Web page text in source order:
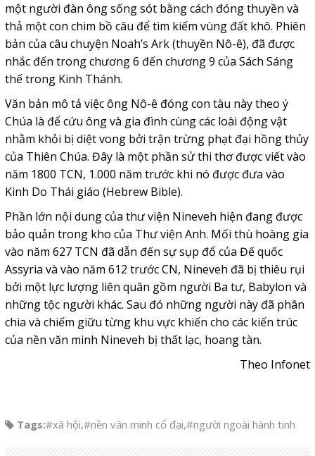
một người đàn ông sống sót bằng cách đóng thuyền và
thả một con chim bồ câu để tìm kiếm vùng đất khô. Phiên
bản của câu chuyện Noah’s Ark (thuyền Nô-ê), đã được
nhắc đến trong chương 6 đến chương 9 của Sách Sáng
thế trong Kinh Thánh.
Văn bản mô tả việc ông Nô-ê đóng con tàu này theo ý
Chúa là để cứu ông và gia đình cùng các loài động vật
nhằm khỏi bị diệt vong bởi trận trừng phạt đại hồng thủy
của Thiên Chúa. Đây là một phần sử thi thơ được viết vào
năm 1800 TCN, 1.000 năm trước khi nó được đưa vào
Kinh Do Thái giáo (Hebrew Bible).
Phần lớn nội dung của thư viện Nineveh hiện đang được
bảo quản trong kho của Thư viện Anh. Mối thù hoàng gia
vào năm 627 TCN đã dẫn đến sự sụp đổ của Đế quốc
Assyria và vào năm 612 trước CN, Nineveh đã bị thiêu rụi
bởi một lực lượng liên quân gồm người Ba tư, Babylon và
những tộc người khác. Sau đó những người này đã phân
chia và chiếm giữu từng khu vực khiến cho các kiến trúc
của nền văn minh Nineveh bị thất lạc, hoang tàn.
Theo Infonet
Tags:#xã hội,#nền văn minh cổ đại,#người ngoài hành tinh